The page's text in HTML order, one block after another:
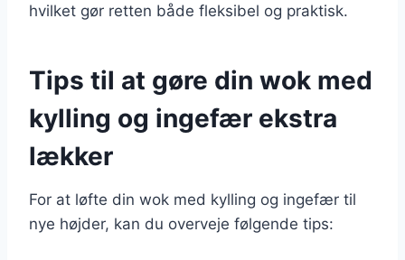
hvilket gør retten både fleksibel og praktisk.
Tips til at gøre din wok med
kylling og ingefær ekstra
lækker
For at løfte din wok med kylling og ingefær til
nye højder, kan du overveje følgende tips: